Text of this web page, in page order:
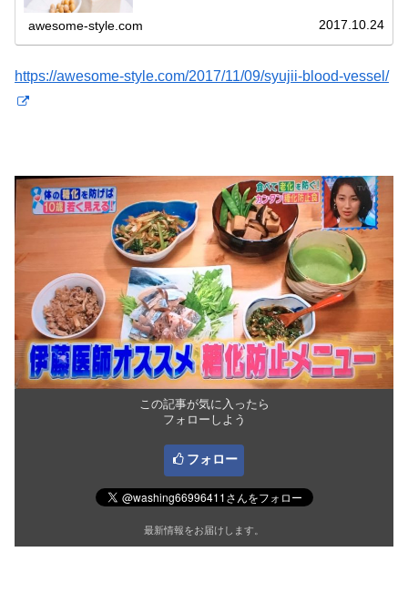
awesome-style.com 2017.10.24
https://awesome-style.com/2017/11/09/syujii-blood-vessel/
この記事が気に入ったら
フォローしよう
フォロー
最新情報をお届けします。